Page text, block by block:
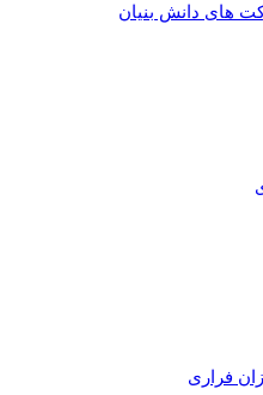
دانش بنیان